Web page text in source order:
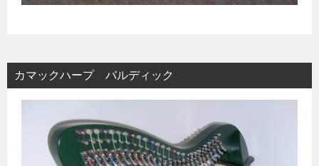
カマックハープ バルディック